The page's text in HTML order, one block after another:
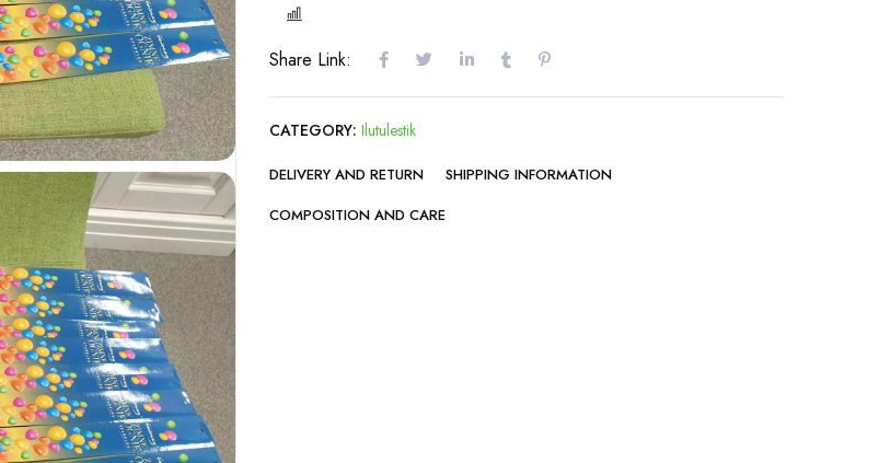
Share Link:
CATEGORY: Ilutulestik
DELIVERY AND RETURN
SHIPPING INFORMATION
COMPOSITION AND CARE